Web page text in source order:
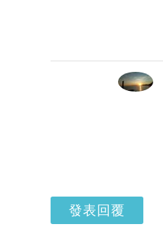
發表回覆